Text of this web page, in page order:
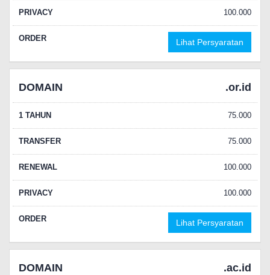
PRIVACY 100.000
ORDER Lihat Persyaratan
DOMAIN .or.id
1 TAHUN 75.000
TRANSFER 75.000
RENEWAL 100.000
PRIVACY 100.000
ORDER Lihat Persyaratan
DOMAIN .ac.id